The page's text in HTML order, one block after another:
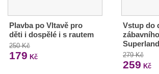
Plavba po Vltavě pro
děti i dospělé i s rautem
250 Kč
179 Kč
Vstup do
Superland
279 Kč
259 Kč